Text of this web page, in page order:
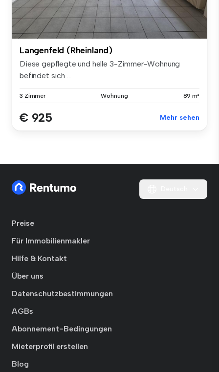
Langenfeld (Rheinland)
Diese gepflegte und helle 3-Zimmer-Wohnung
befindet sich ...
3 Zimmer Wohnung 89 m²
€ 925 Mehr sehen
Preise
Für Immobilienmakler
Hilfe & Kontakt
Über uns
Datenschutzbestimmungen
AGBs
Abonnement-Bedingungen
Mieterprofil erstellen
Blog